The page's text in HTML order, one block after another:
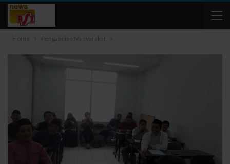
Home Pengabdian Masyarakat